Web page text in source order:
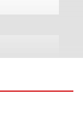
Format